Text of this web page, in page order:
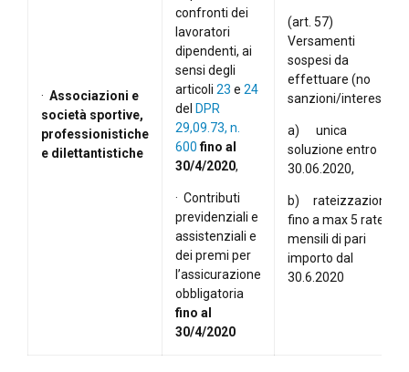
· Associazioni e
società sportive,
professionistiche
e dilettantistiche
confronti dei
lavoratori
dipendenti, ai
sensi degli
articoli 23 e 24
del DPR
29,09.73, n.
600 fino al
30/4/2020,
· Contributi
previdenziali e
assistenziali e
dei premi per
l’assicurazione
obbligatoria
fino al
30/4/2020
(art. 57)
Versamenti
sospesi da
effettuare (no
sanzioni/interessi:
a) unica
soluzione entro
30.06.2020,
b) rateizzazione
fino a max 5 rate
mensili di pari
importo dal
30.6.2020